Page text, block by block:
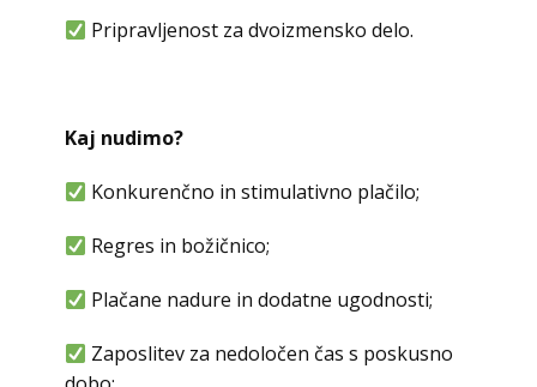
Pripravljenost za dvoizmensko delo.
Kaj nudimo?
Konkurenčno in stimulativno plačilo;
Regres in božičnico;
Plačane nadure in dodatne ugodnosti;
Zaposlitev za nedoločen čas s poskusno